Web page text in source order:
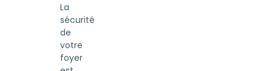
La
sécurité
de
votre
foyer